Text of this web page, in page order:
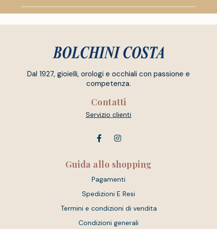
Dal 1927, gioielli, orologi e occhiali con passione e
competenza.
Contatti
Servizio clienti
Guida allo shopping
Pagamenti
Spedizioni E Resi
Termini e condizioni di vendita
Condizioni generali